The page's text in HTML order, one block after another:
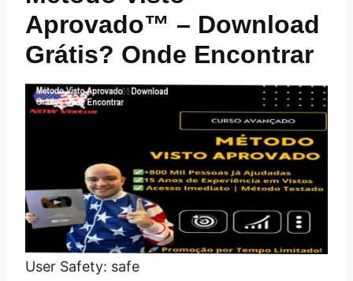
Aprovado™ – Download
Grátis? Onde Encontrar
User Safety: safe